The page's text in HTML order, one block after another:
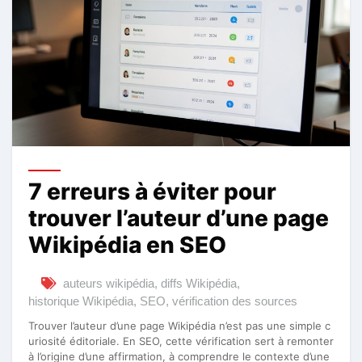
7 erreurs à éviter pour
trouver l’auteur d’une page
Wikipédia en SEO
auteurs wikipédia, diffs Wikipédia,
historique Wikipédia, SEO, vérification des sources
Trouver l’auteur d’une page Wikipédia n’est pas une simple c
uriosité éditoriale. En SEO, cette vérification sert à remonter
à l’origine d’une affirmation, à comprendre le contexte d’une